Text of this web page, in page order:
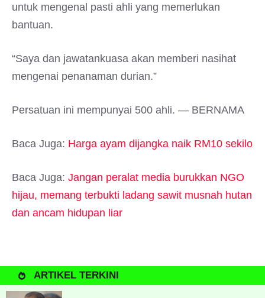
untuk mengenal pasti ahli yang memerlukan
bantuan.
“Saya dan jawatankuasa akan memberi nasihat
mengenai penanaman durian.”
Persatuan ini mempunyai 500 ahli. — BERNAMA
Baca Juga: Harga ayam dijangka naik RM10 sekilo
Baca Juga: Jangan peralat media burukkan NGO
hijau, memang terbukti ladang sawit musnah hutan
dan ancam hidupan liar
ARTIKEL TERKINI